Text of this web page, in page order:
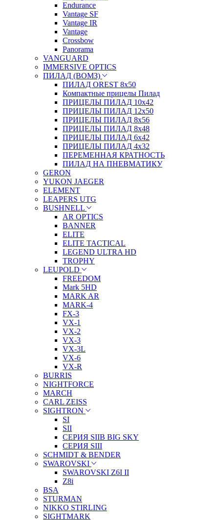
Endurance
Vantage SF
Vantage IR
Vantage
Crossbow
Panorama
VANGUARD
IMMERSIVE OPTICS
ПИЛАД (ВОМЗ)
ПИЛАД OREST 8х50
Компактные прицелы Пилад
ПРИЦЕЛЫ ПИЛАД 10х42
ПРИЦЕЛЫ ПИЛАД 12х50
ПРИЦЕЛЫ ПИЛАД 8х56
ПРИЦЕЛЫ ПИЛАД 8х48
ПРИЦЕЛЫ ПИЛАД 6х42
ПРИЦЕЛЫ ПИЛАД 4х32
ПЕРЕМЕННАЯ КРАТНОСТЬ
ПИЛАД НА ПНЕВМАТИКУ
GERON
YUKON JAEGER
ELEMENT
LEAPERS UTG
BUSHNELL
AR OPTICS
BANNER
ELITE
ELITE TACTICAL
LEGEND ULTRA HD
TROPHY
LEUPOLD
FREEDOM
Mark 5HD
MARK AR
MARK-4
FX-3
VX-1
VX-2
VX-3
VX-3L
VX-6
VX-R
BURRIS
NIGHTFORCE
MARCH
CARL ZEISS
SIGHTRON
SI
SII
СЕРИЯ SIIB BIG SKY
СЕРИЯ SIII
SCHMIDT & BENDER
SWAROVSKI
SWAROVSKI Z6I II
Z8i
BSA
STURMAN
NIKKO STIRLING
SIGHTMARK